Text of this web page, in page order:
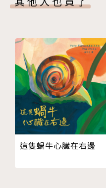
優、「好書大家讀」最
風鈴季徵詩入選、第十
名；2003文建會兒歌一
學獎兒童文學類佳作、
書單；2005入選九歌「
季徵詩入選、第六屆兒
獎兒童文學類第三名、
6入選天衛「2002兒童
「九五年度童話選」
出版作品：《攀木蜥蜴
的無敵武器》、《臺圓
事》、《仙島小學》；
這隻蝸牛心臟在右邊